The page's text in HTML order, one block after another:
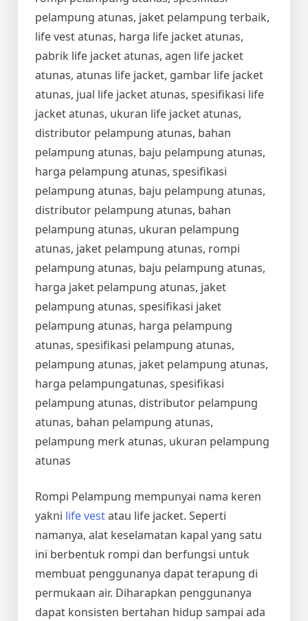
pelampung atunas, jaket pelampung terbaik,
life vest atunas, harga life jacket atunas,
pabrik life jacket atunas, agen life jacket
atunas, atunas life jacket, gambar life jacket
atunas, jual life jacket atunas, spesifikasi life
jacket atunas, ukuran life jacket atunas,
distributor pelampung atunas, bahan
pelampung atunas, baju pelampung atunas,
harga pelampung atunas, spesifikasi
pelampung atunas, baju pelampung atunas,
distributor pelampung atunas, bahan
pelampung atunas, ukuran pelampung
atunas, jaket pelampung atunas, rompi
pelampung atunas, baju pelampung atunas,
harga jaket pelampung atunas, jaket
pelampung atunas, spesifikasi jaket
pelampung atunas, harga pelampung
atunas, spesifikasi pelampung atunas,
pelampung atunas, jaket pelampung atunas,
harga pelampungatunas, spesifikasi
pelampung atunas, distributor pelampung
atunas, bahan pelampung atunas,
pelampung merk atunas, ukuran pelampung
atunas
Rompi Pelampung mempunyai nama keren
yakni life vestatau life jacket. Seperti
namanya, alat keselamatan kapal yang satu
ini berbentuk rompi dan berfungsi untuk
membuat penggunanya dapat terapung di
permukaan air. Diharapkan penggunanya
dapat konsisten bertahan hidup sampai ada